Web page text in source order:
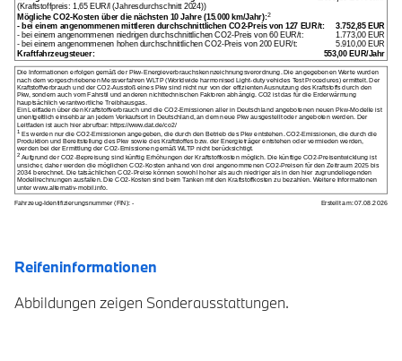
Reifeninformationen
Abbildungen zeigen Sonderausstattungen.